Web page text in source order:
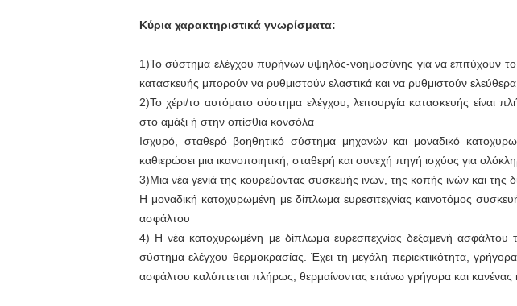
Κύρια χαρακτηριστικά γνωρίσματα:
1)Το σύστημα ελέγχου πυρήνων υψηλός-νοημοσύνης για να επιτύχουν το
κατασκευής μπορούν να ρυθμιστούν ελαστικά και να ρυθμιστούν ελεύθερα
2)Το χέρι/το αυτόματο σύστημα ελέγχου, λειτουργία κατασκευής
στο αμάξι ή στην οπίσθια κονσόλα
Ισχυρό, σταθερό βοηθητικό σύστημα μηχανών και μοναδικό
καθιερώσει μια ικανοποιητική, σταθερή και συνεχή πηγή ισχύος για
3)Μια νέα γενιά της κουρεύοντας συσκευής ινών, της κοπής ινών και της
Η μοναδική κατοχυρωμένη με δίπλωμα ευρεσιτεχνίας καινοτόμος
ασφάλτου
4) Η νέα κατοχυρωμένη με δίπλωμα ευρεσιτεχνίας δεξαμενή ασφάλτου
σύστημα ελέγχου θερμοκρασίας. Έχει τη μεγάλη περιεκτικότητα,
ασφάλτου καλύπτεται πλήρως, θερμαίνοντας επάνω γρήγορα και κανένας